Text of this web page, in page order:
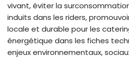
vivant, éviter la
induits dans les riders,
locale et durable pour les
énergétique dans les fiches
enjeux environnementaux,